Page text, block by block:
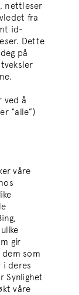
nettleser
fra
id-
Dette
på
ved å
“alle”)
våre
gir
som
i deres
Synlighet
våre